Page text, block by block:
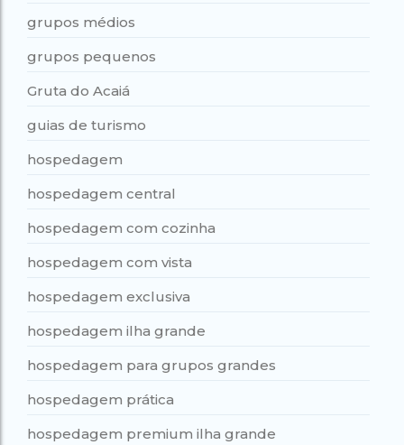
grupos médios
grupos pequenos
Gruta do Acaiá
guias de turismo
hospedagem
hospedagem central
hospedagem com cozinha
hospedagem com vista
hospedagem exclusiva
hospedagem ilha grande
hospedagem para grupos grandes
hospedagem prática
hospedagem premium ilha grande